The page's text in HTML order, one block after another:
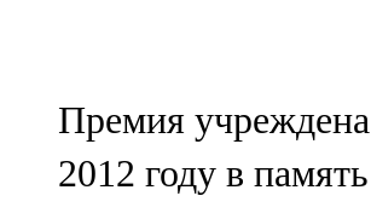
Түбән Кама
102,6 FM
Премия
2012 году в